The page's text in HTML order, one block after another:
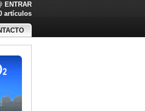
ENTRAR
artículos